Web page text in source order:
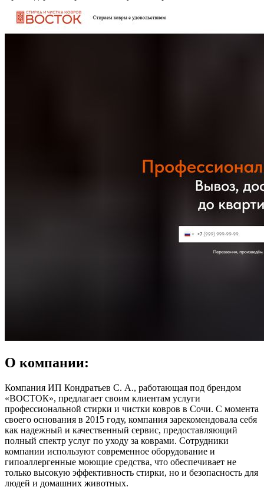
О компании:
Компания ИП Кондратьев С. А., работающая под брендом
«ВОСТОК», предлагает своим клиентам услуги
профессиональной стирки и чистки ковров в Сочи. С момента
своего основания в 2015 году, компания зарекомендовала себя
как надежный и качественный сервис, предоставляющий
полный спектр услуг по уходу за коврами. Сотрудники
компании используют современное оборудование и
гипоаллергенные моющие средства, что обеспечивает не
только высокую эффективность стирки, но и безопасность для
людей и домашних животных.